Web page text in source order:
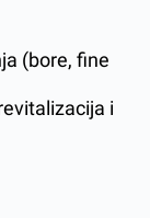
(bore, fine
i